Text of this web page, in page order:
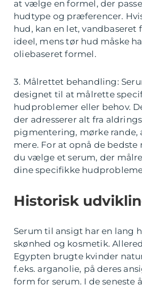
at vælge en formel, der
hudtype og præferencer.
hud, kan en let,
ideel, mens tør hud måske
oliebaseret formel.
3. Målrettet behandling:
designet til at målrette
hudproblemer eller behov.
der adresserer alt fra
pigmentering, mørke rande,
mere. For at opnå de bedste
du vælge et serum, der
dine specifikke
Historisk
Serum til ansigt har en lang
skønhed og kosmetik.
Egypten brugte kvinder
f.eks. arganolie, på deres
form for serum. I de seneste